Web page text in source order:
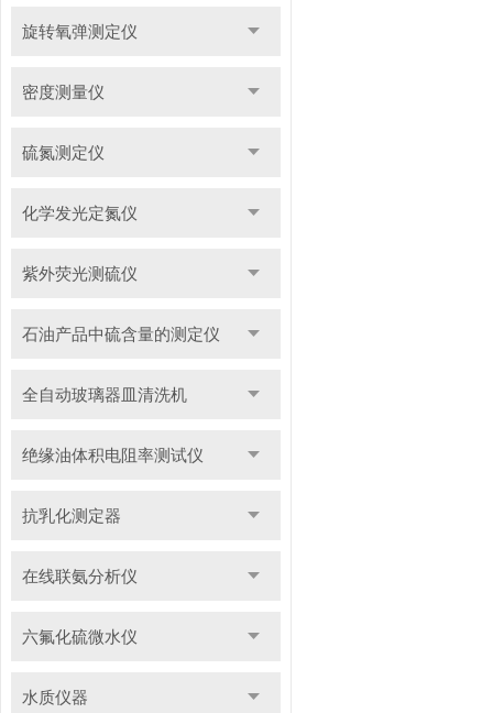
旋转氧弹测定仪
密度测量仪
硫氮测定仪
化学发光定氮仪
紫外荧光测硫仪
石油产品中硫含量的测定仪
全自动玻璃器皿清洗机
绝缘油体积电阻率测试仪
抗乳化测定器
在线联氨分析仪
六氟化硫微水仪
水质仪器